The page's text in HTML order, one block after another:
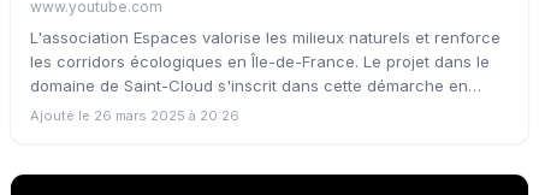
www.youtube.com
L'association Espaces valorise les milieux naturels et renforce
les corridors écologiques en Île-de-France. Le projet dans le
domaine de Saint-Cloud s'inscrit dans cette démarche en
rétablissant des éléments clés sur le bassin versant du ru de
Ajouté le 26 mars 2025 à 20:26